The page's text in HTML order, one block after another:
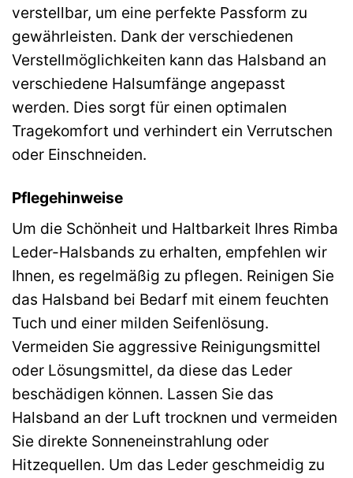
verstellbar, um eine perfekte Passform zu
gewährleisten. Dank der verschiedenen
Verstellmöglichkeiten kann das Halsband an
verschiedene Halsumfänge angepasst
werden. Dies sorgt für einen optimalen
Tragekomfort und verhindert ein Verrutschen
oder Einschneiden.
Pflegehinweise
Um die Schönheit und Haltbarkeit Ihres Rimba
Leder-Halsbands zu erhalten, empfehlen wir
Ihnen, es regelmäßig zu pflegen. Reinigen Sie
das Halsband bei Bedarf mit einem feuchten
Tuch und einer milden Seifenlösung.
Vermeiden Sie aggressive Reinigungsmittel
oder Lösungsmittel, da diese das Leder
beschädigen können. Lassen Sie das
Halsband an der Luft trocknen und vermeiden
Sie direkte Sonneneinstrahlung oder
Hitzequellen. Um das Leder geschmeidig zu